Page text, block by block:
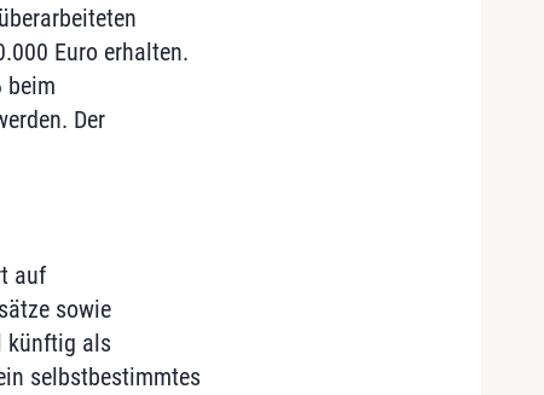
Euro erhalten.
beim
Der
auf
sowie
künftig als
selbstbestimmtes